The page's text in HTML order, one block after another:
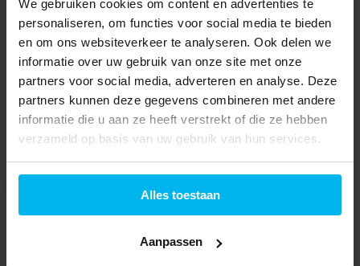
We gebruiken cookies om content en advertenties te
personaliseren, om functies voor social media te bieden
en om ons websiteverkeer te analyseren. Ook delen we
informatie over uw gebruik van onze site met onze
partners voor social media, adverteren en analyse. Deze
partners kunnen deze gegevens combineren met andere
informatie die u aan ze heeft verstrekt of die ze hebben
verzameld op basis van uw gebruik van hun services.
Alles toestaan
Aanpassen
- Mediaspeler
Tijdelijk uitverkocht
99,95